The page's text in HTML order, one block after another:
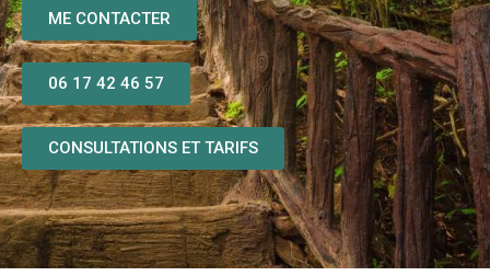
ME CONTACTER
06 17 42 46 57
CONSULTATIONS ET TARIFS